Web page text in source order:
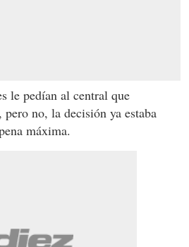
le pedían al central que
no, la decisión ya estaba
máxima.